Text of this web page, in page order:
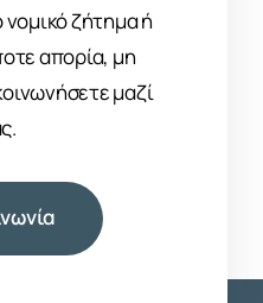
ζήτημα ή
απορία, μη
μαζί